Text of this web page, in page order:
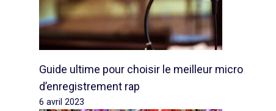
Guide ultime pour choisir le meilleur micro
d’enregistrement rap
6 avril 2023